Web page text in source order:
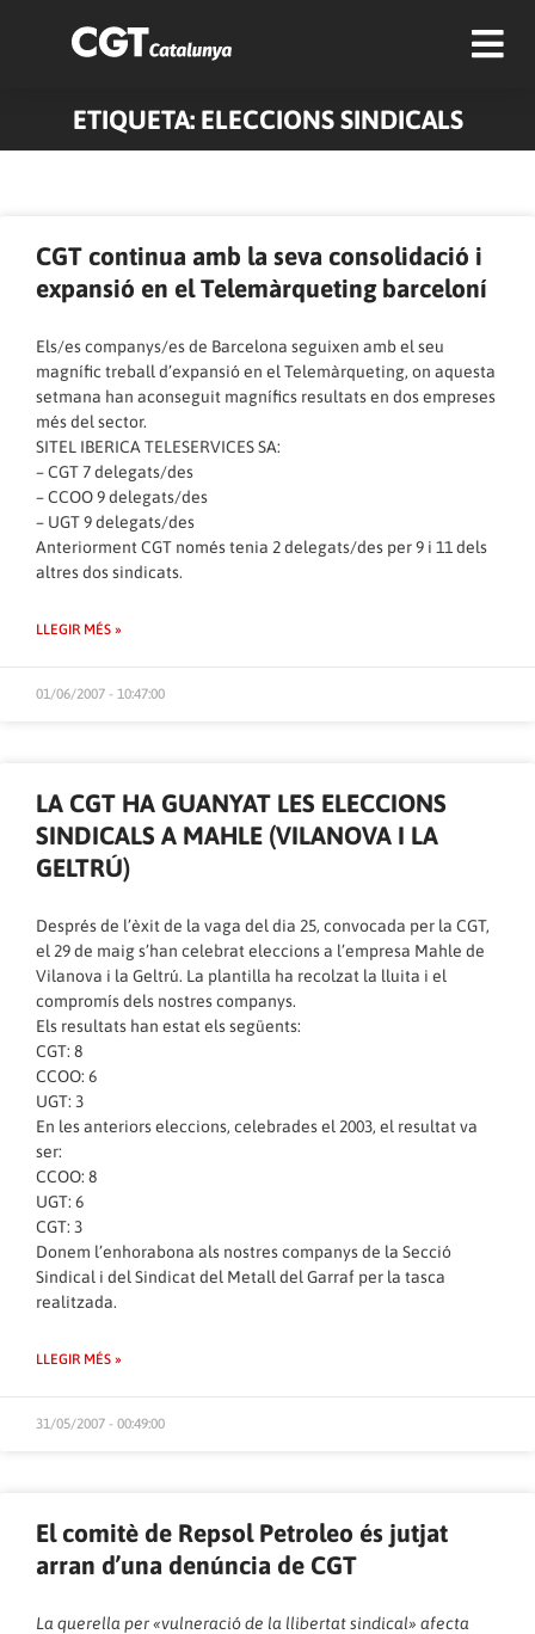
ETIQUETA: ELECCIONS SINDICALS
CGT continua amb la seva consolidació i
expansió en el Telemàrqueting barceloní
Els/es companys/es de Barcelona seguixen amb el seu
magnífic treball d’expansió en el Telemàrqueting, on aquesta
setmana han aconseguit magnífics resultats en dos empreses
més del sector.
SITEL IBERICA TELESERVICES SA:
– CGT 7 delegats/des
– CCOO 9 delegats/des
– UGT 9 delegats/des
Anteriorment CGT només tenia 2 delegats/des per 9 i 11 dels
altres dos sindicats.
LLEGIR MÉS »
01/06/2007 - 10:47:00
LA CGT HA GUANYAT LES ELECCIONS
SINDICALS A MAHLE (VILANOVA I LA
GELTRÚ)
Després de l’èxit de la vaga del dia 25, convocada per la CGT,
el 29 de maig s’han celebrat eleccions a l’empresa Mahle de
Vilanova i la Geltrú. La plantilla ha recolzat la lluita i el
compromís dels nostres companys.
Els resultats han estat els següents:
CGT: 8
CCOO: 6
UGT: 3
En les anteriors eleccions, celebrades el 2003, el resultat va
ser:
CCOO: 8
UGT: 6
CGT: 3
Donem l’enhorabona als nostres companys de la Secció
Sindical i del Sindicat del Metall del Garraf per la tasca
realitzada.
LLEGIR MÉS »
31/05/2007 - 00:49:00
El comitè de Repsol Petroleo és jutjat
arran d’una denúncia de CGT
La querella per «vulneració de la llibertat sindical» afecta